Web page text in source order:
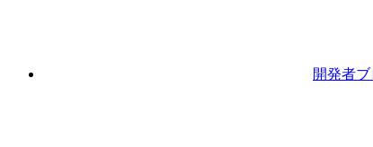
開発者